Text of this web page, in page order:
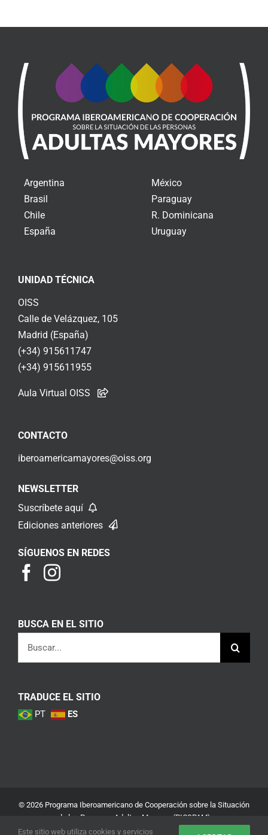
Argentina
Brasil
Chile
España
México
Paraguay
R. Dominicana
Uruguay
UNIDAD TÉCNICA
OISS
Calle de Velázquez, 105
Madrid (España)
(+34) 915611747
(+34) 915611955
Aula Virtual OISS
CONTACTO
iberoamericamayores@oiss.org
NEWSLETTER
Suscríbete aquí
Ediciones anteriores
SÍGUENOS EN REDES
BUSCA EN EL SITIO
TRADUCE EL SITIO
PT ES
© 2026 Programa Iberoamericano de Cooperación sobre la Situación
de las Personas Adultas Mayores (PICSPAM)
Este sitio web utiliza cookies y servicios